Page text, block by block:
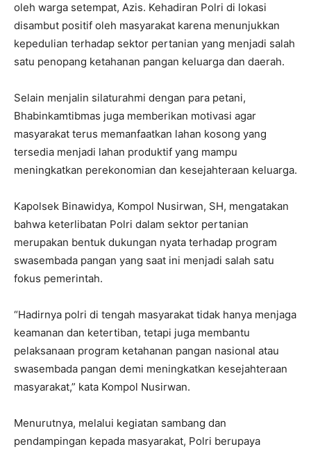
oleh warga setempat, Azis. Kehadiran Polri di lokasi
disambut positif oleh masyarakat karena menunjukkan
kepedulian terhadap sektor pertanian yang menjadi salah
satu penopang ketahanan pangan keluarga dan daerah.
Selain menjalin silaturahmi dengan para petani,
Bhabinkamtibmas juga memberikan motivasi agar
masyarakat terus memanfaatkan lahan kosong yang
tersedia menjadi lahan produktif yang mampu
meningkatkan perekonomian dan kesejahteraan keluarga.
Kapolsek Binawidya, Kompol Nusirwan, SH, mengatakan
bahwa keterlibatan Polri dalam sektor pertanian
merupakan bentuk dukungan nyata terhadap program
swasembada pangan yang saat ini menjadi salah satu
fokus pemerintah.
“Hadirnya polri di tengah masyarakat tidak hanya menjaga
keamanan dan ketertiban, tetapi juga membantu
pelaksanaan program ketahanan pangan nasional atau
swasembada pangan demi meningkatkan kesejahteraan
masyarakat,” kata Kompol Nusirwan.
Menurutnya, melalui kegiatan sambang dan
pendampingan kepada masyarakat, Polri berupaya